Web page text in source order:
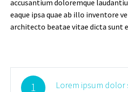
accusantium doloremque
eaque ipsa quae ab illo inventore
architecto beatae vitae dicta sunt
1
Lorem ipsum dolor